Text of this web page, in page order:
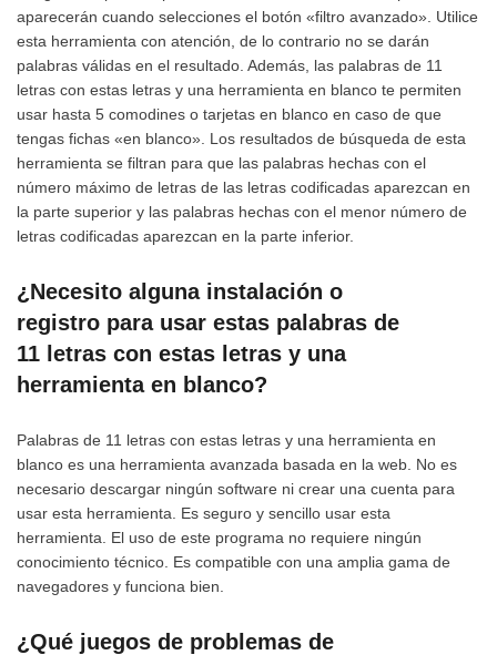
aparecerán cuando selecciones el botón «filtro avanzado». Utilice
esta herramienta con atención, de lo contrario no se darán
palabras válidas en el resultado. Además, las palabras de 11
letras con estas letras y una herramienta en blanco te permiten
usar hasta 5 comodines o tarjetas en blanco en caso de que
tengas fichas «en blanco». Los resultados de búsqueda de esta
herramienta se filtran para que las palabras hechas con el
número máximo de letras de las letras codificadas aparezcan en
la parte superior y las palabras hechas con el menor número de
letras codificadas aparezcan en la parte inferior.
¿Necesito alguna instalación o
registro para usar estas palabras de
11 letras con estas letras y una
herramienta en blanco?
Palabras de 11 letras con estas letras y una herramienta en
blanco es una herramienta avanzada basada en la web. No es
necesario descargar ningún software ni crear una cuenta para
usar esta herramienta. Es seguro y sencillo usar esta
herramienta. El uso de este programa no requiere ningún
conocimiento técnico. Es compatible con una amplia gama de
navegadores y funciona bien.
¿Qué juegos de problemas de